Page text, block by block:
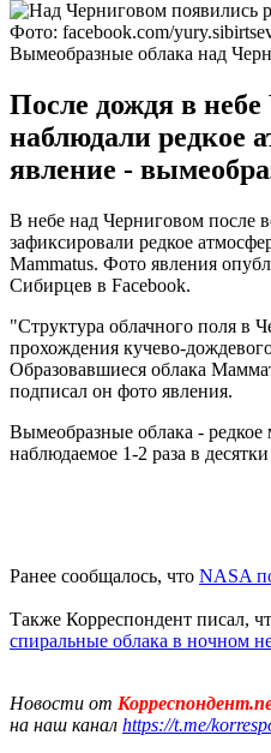
Фото: facebook.com/
Вымеобразные облака над
После дождя в
наблюдали редкое
явление -
В небе над Черниговом после
зафиксировали редкое
Mammatus. Фото явления
Сибирцев в Facebook.
"Структура облачного поля в
прохождения кучево-
Образовавшиеся облака
подписал он фото явления.
Вымеобразные облака - редкое
наблюдаемое 1-2 раза в десятки
Ранее сообщалось, что NASA
Также Корреспондент писал,
спиральные облака в ночном
Новости от
на наш канал https://t.me/